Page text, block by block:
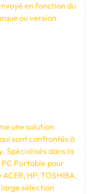
en fonction du
ou version
une solution
sont confrontés à
Spécialisés dans la
Portable pour
HP, TOSHIBA,
sélection